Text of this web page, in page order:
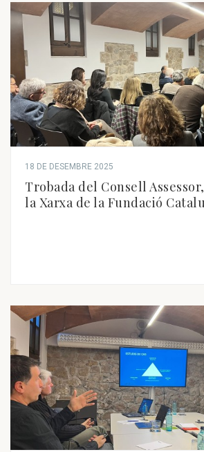
18 DE DESEMBRE 2025
Trobada del Consell
la Xarxa de la Fundació